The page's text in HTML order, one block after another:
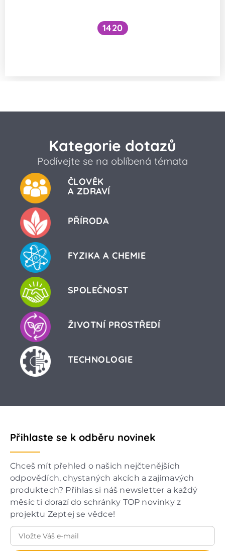
1420
Kategorie dotazů
Podívejte se na oblíbená témata
ČLOVĚK
A ZDRAVÍ
PŘÍRODA
FYZIKA A CHEMIE
SPOLEČNOST
ŽIVOTNÍ PROSTŘEDÍ
TECHNOLOGIE
Přihlaste se k odběru novinek
Chceš mít přehled o našich nejčtenějších
odpovědích, chystaných akcích a zajímavých
produktech? Přihlas si náš newsletter a každý
měsíc ti dorazí do schránky TOP novinky z
projektu Zeptej se vědce!